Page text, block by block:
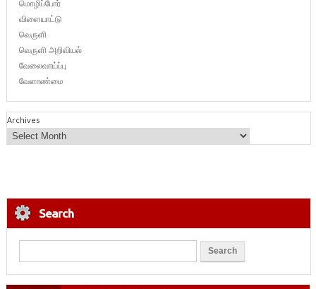
மொழிப்போர்
விளையாட்டு
வெருளி
வெருளி அறிவியல்
வேலைவாய்ப்பு
வேளாண்மை
Archives
Search